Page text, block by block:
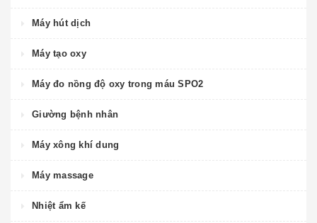
Máy hút dịch
Máy tạo oxy
Máy đo nồng độ oxy trong máu SPO2
Giường bệnh nhân
Máy xông khí dung
Máy massage
Nhiệt ẩm kế